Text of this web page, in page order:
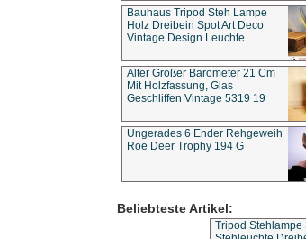
Bauhaus Tripod Steh Lampe
Holz Dreibein Spot Art Deco
Vintage Design Leuchte
Alter Großer Barometer 21 Cm
Mit Holzfassung, Glas
Geschliffen Vintage 5319 19
Ungerades 6 Ender Rehgeweih
Roe Deer Trophy 194 G
Beliebteste Artikel:
Tripod Stehlampe